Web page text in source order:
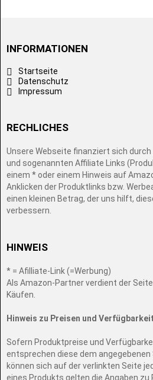
INFORMATIONEN
Startseite
Datenschutz
Impressum
RECHLICHES
Unsere Webseite finanziert sich
und sogenannten Affiliate Links
einem * oder einem Hinweis auf
Anklicken der Produktlinks bzw.
einen kleinen Betrag, der uns hilft,
verbessern.
HINWEIS
* = Afilliate-Link (=Werbung)
Als Amazon-Partner verdient der
Käufen.
Hinweis zu Preisen und
Sofern Produktpreise und
entsprechen diese dem
können sich auf der verlinkten Seite
eines Produkts gelten die Angaben zu